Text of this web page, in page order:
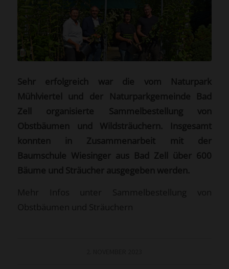
Sehr erfolgreich war die vom Naturpark
Mühlviertel und der Naturparkgemeinde Bad
Zell organisierte Sammelbestellung von
Obstbäumen und Wildsträuchern. Insgesamt
konnten in Zusammenarbeit mit der
Baumschule Wiesinger aus Bad Zell über 600
Bäume und Sträucher ausgegeben werden.
Mehr Infos unter Sammelbestellung von
Obstbäumen und Sträuchern